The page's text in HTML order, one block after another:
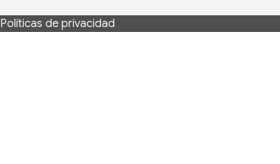
Políticas de privacidad